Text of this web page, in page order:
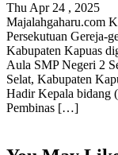
Thu Apr 24 , 2025
Majalahgaharu.com
Persekutuan Gereja-
Kabupaten Kapuas
Aula SMP Negeri 2
Selat, Kabupaten
Hadir Kepala bidang
Pembinas […]